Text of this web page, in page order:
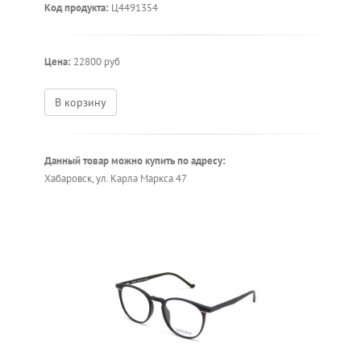
Код продукта: Ц4491354
Цена: 22800 руб
В корзину
Данный товар можно купить по адресу:
Хабаровск, ул. Карла Маркса 47